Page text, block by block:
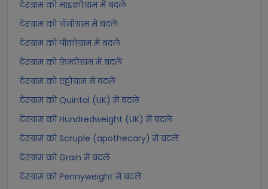
टेरग्राम को माइक्रोग्राम में बदलें
टेरग्राम को नॅनोग्राम में बदलें
टेरग्राम को पीकोग्राम में बदलें
टेरग्राम को फ़ेम्टोग्राम में बदलें
टेरग्राम को एट्टोग्राम में बदलें
टेरग्राम को Quintal (UK) में बदलें
टेरग्राम को Hundredweight (UK) में बदलें
टेरग्राम को Scruple (apothecary) में बदलें
टेरग्राम को Grain में बदलें
टेरग्राम को Pennyweight में बदलें